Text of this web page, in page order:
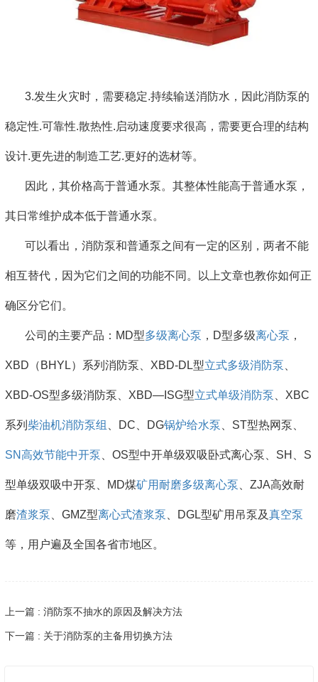
3.发生火灾时，需要稳定.持续输送消防水，因此消防泵的
稳定性.可靠性.散热性.启动速度要求很高，需要更合理的结构
设计.更先进的制造工艺.更好的选材等。
因此，其价格高于普通水泵。其整体性能高于普通水泵，
其日常维护成本低于普通水泵。
可以看出，消防泵和普通泵之间有一定的区别，两者不能
相互替代，因为它们之间的功能不同。以上文章也教你如何正
确区分它们。
公司的主要产品：MD型多级离心泵 ，D型多级离心泵 ，
XBD（BHYL）系列消防泵、XBD-DL型立式多级消防泵
XBD-OS型多级消防泵、XBD—ISG型立式单级消防泵 、XBC
系列 柴油机消防泵组 、DC、DG锅炉给水泵 、ST型热网泵、
SN高效节能中开泵 、OS型中开单级双吸卧式离心泵、SH、S
型单级双吸中开泵、MD煤矿用耐磨多级离心泵 、ZJA高效耐
磨渣浆泵 、GMZ型离心式渣浆泵 、DGL型矿用吊泵及真空泵
等，用户遍及全国各省市地区。
上一篇 : 消防泵不抽水的原因及解决方法
下一篇 : 关于消防泵的主备用切换方法